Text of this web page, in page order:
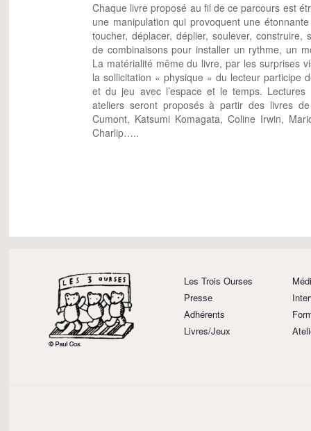
Chaque livre proposé au fil de ce parcours est
une manipulation qui provoquent une
toucher, déplacer, déplier, soulever, construire,
de combinaisons pour installer un rythme, un
La matérialité même du livre, par les surprises
la sollicitation « physique » du lecteur participe
et du jeu avec l’espace et le temps.
ateliers seront proposés à partir des livres
Cumont, Katsumi Komagata, Coline Irwin,
Charlip…..
Les Trois Ourses
Presse
Adhérents
Livres/Jeux